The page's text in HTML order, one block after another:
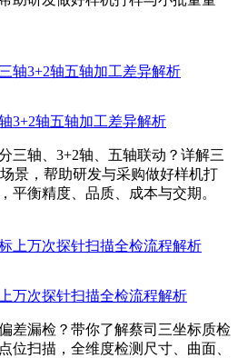
3+2轴五轴加工差异解析
三轴、3+2轴、五轴联动？详解三
景，帮助研发与采购做好样机打
平衡精度、品质、成本与交期。
万次探针扫描全检流程解析
差漏检？带你了解蔡司三坐标质检
位扫描，全维度检测尺寸、曲面、